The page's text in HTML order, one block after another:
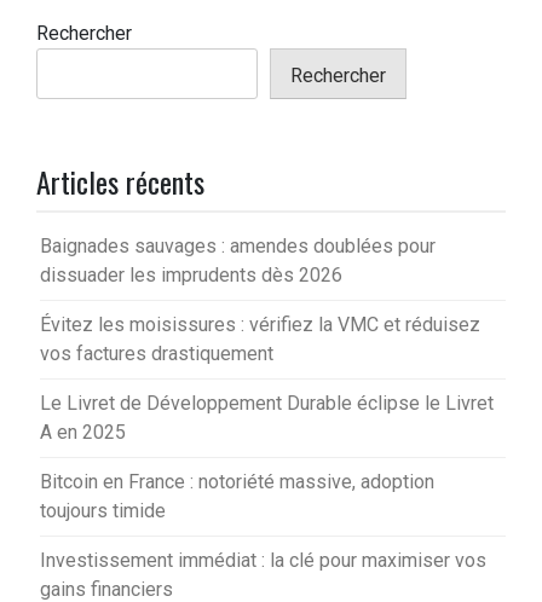
Rechercher
Rechercher
Articles récents
Baignades sauvages : amendes doublées pour
dissuader les imprudents dès 2026
Évitez les moisissures : vérifiez la VMC et réduisez
vos factures drastiquement
Le Livret de Développement Durable éclipse le Livret
A en 2025
Bitcoin en France : notoriété massive, adoption
toujours timide
Investissement immédiat : la clé pour maximiser vos
gains financiers